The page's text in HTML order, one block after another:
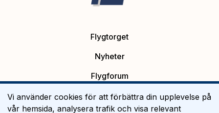
Flygtorget
Nyheter
Flygforum
Platsannonser
Vi använder cookies för att förbättra din upplevelse på
vår hemsida, analysera trafik och visa relevant